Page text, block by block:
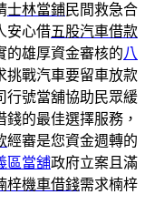
士林當鋪民間救急合
安心借五股汽車借款
的雄厚資金審核的八
挑戰汽車要留車放款
行號當舖協助民眾緩
錢的最佳選擇服務，
經審是您資金週轉的
區當舖政府立案且滿
梓機車借錢需求楠梓